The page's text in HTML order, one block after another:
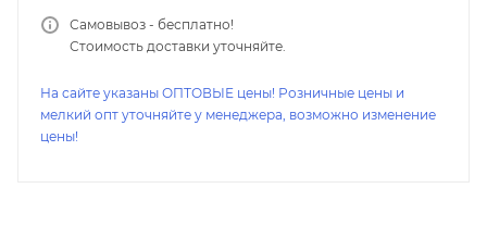
Самовывоз - бесплатно!
Стоимость доставки уточняйте.
На сайте указаны ОПТОВЫЕ цены! Розничные цены и
мелкий опт уточняйте у менеджера, возможно изменение
цены!